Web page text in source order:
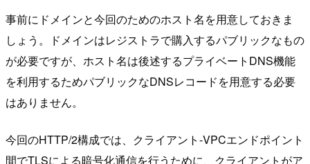
事前にドメインと今回のためのホスト名を用意しておきま
しょう。ドメインはレジストラで購入するパブリックなもの
が必要ですが、ホスト名は後述するプライベートDNS機能
を利用するためパブリックなDNSレコードを用意する必要
はありません。
今回のHTTP/2構成では、クライアント-VPCエンドポイント
間でTLSによる暗号化通信を行うために、クライアントがア